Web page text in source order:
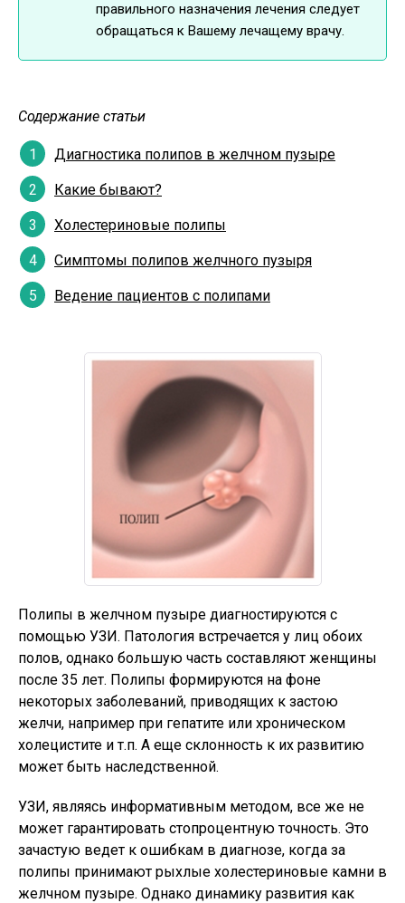
правильного назначения лечения следует
обращаться к Вашему лечащему врачу.
Содержание статьи
Диагностика полипов в желчном пузыре
Какие бывают?
Холестериновые полипы
Симптомы полипов желчного пузыря
Ведение пациентов с полипами
Полипы в желчном пузыре диагностируются с
помощью УЗИ. Патология встречается у лиц обоих
полов, однако большую часть составляют женщины
после 35 лет. Полипы формируются на фоне
некоторых заболеваний, приводящих к застою
желчи, например при гепатите или хроническом
холецистите и т.п. А еще склонность к их развитию
может быть наследственной.
УЗИ, являясь информативным методом, все же не
может гарантировать стопроцентную точность. Это
зачастую ведет к ошибкам в диагнозе, когда за
полипы принимают рыхлые холестериновые камни в
желчном пузыре. Однако динамику развития как